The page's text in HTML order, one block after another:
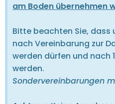
am Boden übernehmen
Bitte beachten Sie, dass
nach Vereinbarung zur
werden dürfen und nach
werden.
Sondervereinbarungen